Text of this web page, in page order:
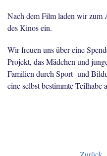
Nach dem Film laden wir zum
des Kinos ein.
Wir freuen uns über eine
Projekt, das Mädchen und
Familien durch Sport- und
eine selbst bestimmte